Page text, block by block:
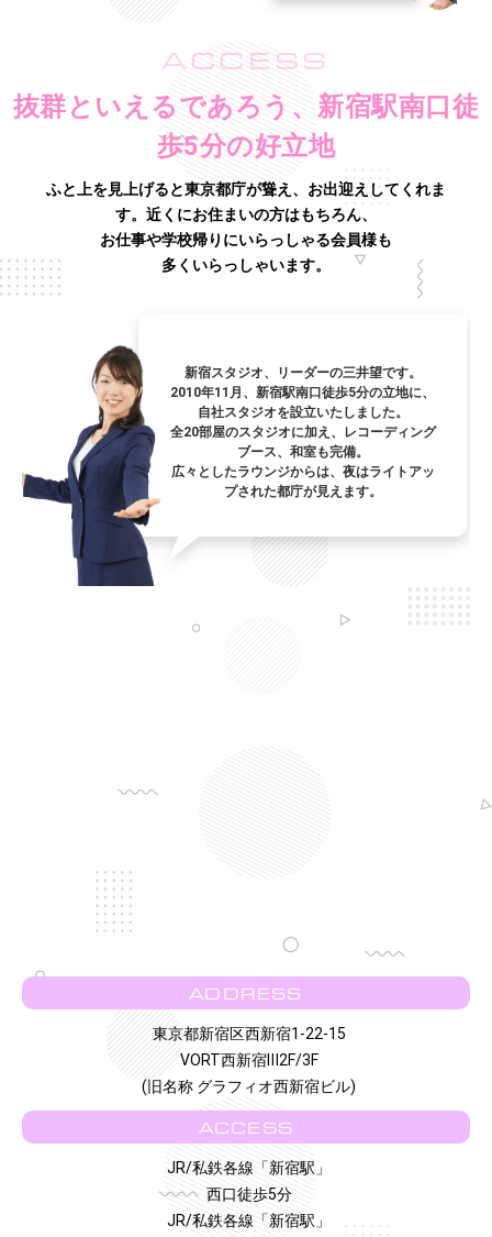
ACCESS
抜群といえるであろう、新宿駅南口徒
歩5分の好立地
ふと上を見上げると東京都庁が聳え、お出迎えしてくれま
す。近くにお住まいの方はもちろん、
お仕事や学校帰りにいらっしゃる会員様も
多くいらっしゃいます。
新宿スタジオ、リーダーの三井望です。
2010年11月、新宿駅南口徒歩5分の立地に、
自社スタジオを設立いたしました。
全20部屋のスタジオに加え、レコーディング
ブース、和室も完備。
広々としたラウンジからは、夜はライトアッ
プされた都庁が見えます。
ADDRESS
東京都新宿区西新宿1-22-15
VORT西新宿Ⅲ2F/3F
(旧名称 グラフィオ西新宿ビル)
ACCESS
JR/私鉄各線「新宿駅」
西口徒歩5分
JR/私鉄各線「新宿駅」